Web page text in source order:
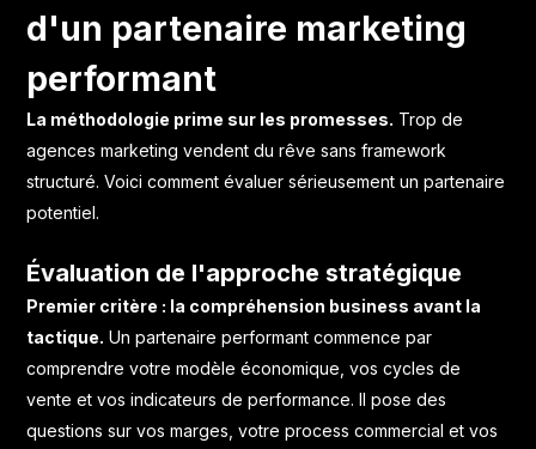
d'un partenaire marketing
performant
La méthodologie prime sur les promesses. Trop de
agences marketing vendent du rêve sans framework
structuré. Voici comment évaluer sérieusement un partenaire
potentiel.
Évaluation de l'approche stratégique
Premier critère : la compréhension business avant la
tactique. Un partenaire performant commence par
comprendre votre modèle économique, vos cycles de
vente et vos indicateurs de performance. Il pose des
questions sur vos marges, votre process commercial et vos